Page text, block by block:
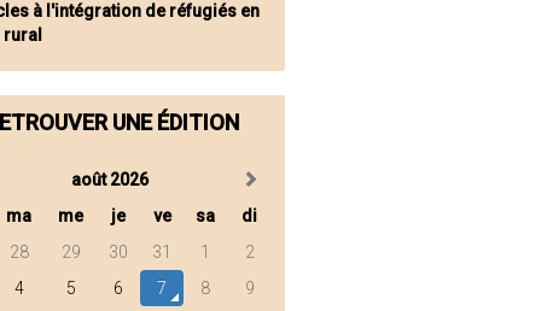
à l'intégration de réfugiés en
UNE ÉDITION
août 2026
ma me je ve sa
di
28 29 30 31 1
2
4 5 6 7 8
9